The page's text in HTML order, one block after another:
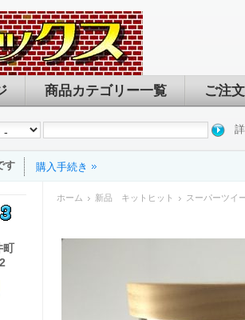
商品カテゴリー一覧 ご注
す 購入手続き
ホーム 新品 キットヒット スーパーツイ
町